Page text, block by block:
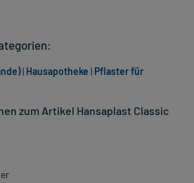
zum Artikel Hansaplast Classic
| Hausapotheke | Pflaster für